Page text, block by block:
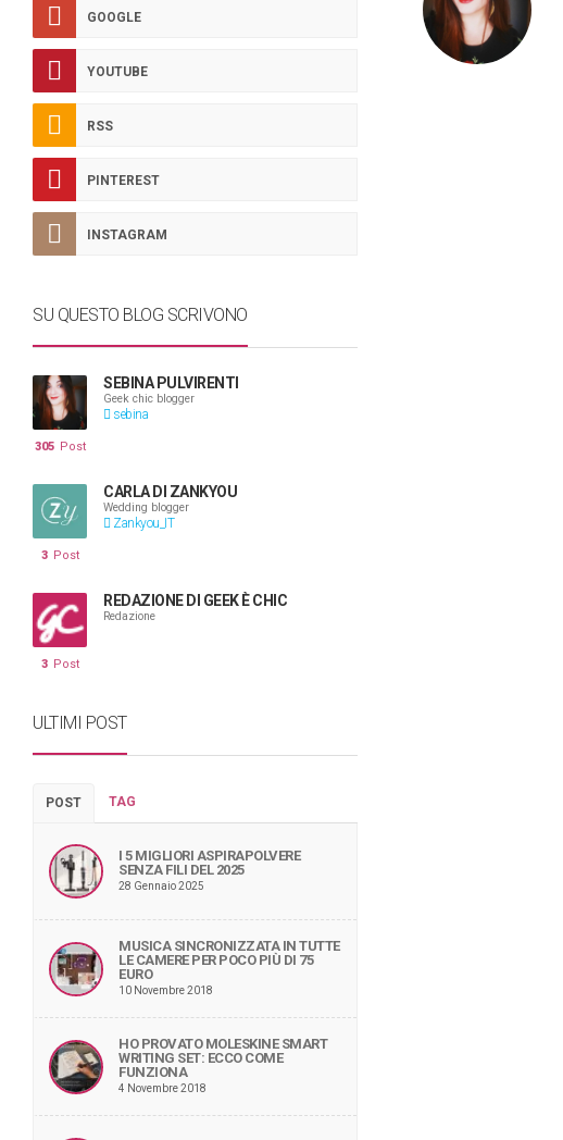
GOOGLE
YOUTUBE
RSS
PINTEREST
INSTAGRAM
SU QUESTO BLOG SCRIVONO
SEBINA PULVIRENTI
Geek chic blogger
sebina
305 Post
CARLA DI ZANKYOU
Wedding blogger
Zankyou_IT
3 Post
REDAZIONE DI GEEK È CHIC
Redazione
3 Post
ULTIMI POST
POST TAG
I 5 MIGLIORI ASPIRAPOLVERE
SENZA FILI DEL 2025
28 Gennaio 2025
MUSICA SINCRONIZZATA IN TUTTE
LE CAMERE PER POCO PIÙ DI 75
EURO
10 Novembre 2018
HO PROVATO MOLESKINE SMART
WRITING SET: ECCO COME
FUNZIONA
4 Novembre 2018